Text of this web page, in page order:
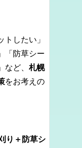
トしたい」
「防草シー
など、 札幌
をお考えの
り＋防草シ